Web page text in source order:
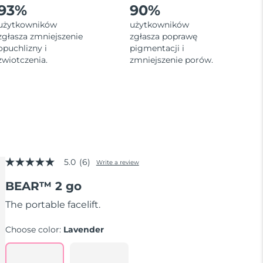
zmniejszenie
i
90%
użytkowników
zgłasza poprawę
pigmentacji i
zmniejszenie porów.
5.0
of
stars,
average
value.
Read
5.0 (6) Write a review
BEAR™ 2 go
The portable facelift.
Choose color: Lavender